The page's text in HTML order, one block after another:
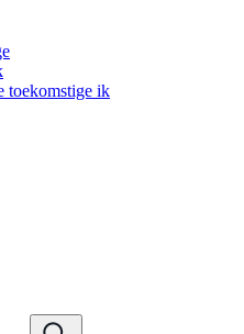
toekomstige ik